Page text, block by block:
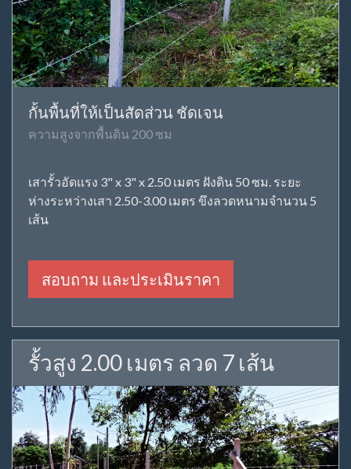
กั้นพื้นที่ให้เป็นสัดส่วน ชัดเจน
ความสูงจากพื้นดิน 200 ซม
เสารั้วอัดแรง 3" x 3" x 2.50 เมตร ฝังดิน 50 ซม. ระยะ
ห่างระหว่างเสา 2.50-3.00 เมตร ขึงลวดหนามจำนวน 5
เส้น
สอบถาม และประเมินราคา
รั้วสูง 2.00 เมตร ลวด 7 เส้น